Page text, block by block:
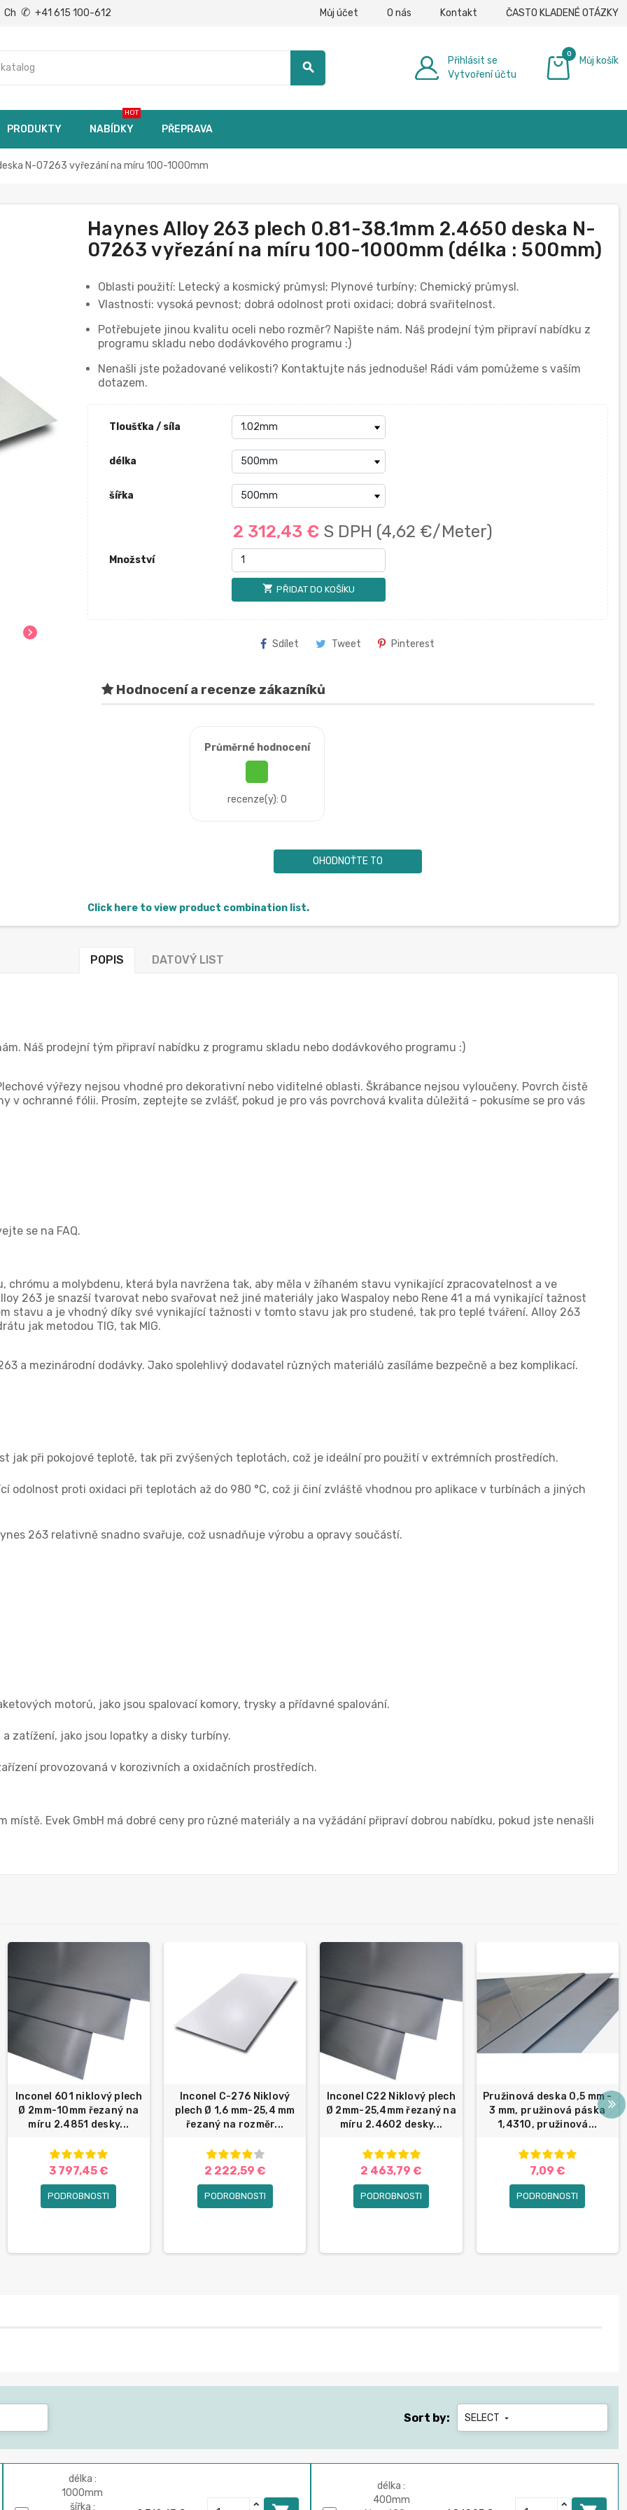
Ch ✆ +41 615 100-612 Můj účet O nás Kontakt ČASTO KLADENÉ OTÁZKY
search
Přihlásit se
Vytvoření účtu
0
Můj košík
PRODUKTY NABÍDKY
HOT
PŘEPRAVA
N-07263 vyřezání na míru 100-1000mm
chevron_right
Haynes Alloy 263 plech 0.81-38.1mm 2.4650 deska N-
07263 vyřezání na míru 100-1000mm (délka : 500mm)
Oblasti použití: Letecký a kosmický průmysl; Plynové turbíny; Chemický průmysl.
Vlastnosti: vysoká pevnost; dobrá odolnost proti oxidaci; dobrá svařitelnost.
Potřebujete jinou kvalitu oceli nebo rozměr? Napište nám. Náš prodejní tým připraví nabídku z
programu skladu nebo dodávkového programu :)
Nenašli jste požadované velikosti? Kontaktujte nás jednoduše! Rádi vám pomůžeme s vaším
dotazem.
Tloušťka / síla
délka
šířka
2 312,43 € S DPH (4,62 €/Meter)
Množství
shopping_cart PŘIDAT DO KOŠÍKU
Sdílet Tweet Pinterest
Hodnocení a recenze zákazníků
Průměrné hodnocení
recenze(y): 0
OHODNOŤTE TO
Click here to view product combination list.
POPIS DATOVÝ LIST
Náš prodejní tým připraví nabídku z programu skladu nebo dodávkového programu :)
výřezy nejsou vhodné pro dekorativní nebo viditelné oblasti. Škrábance nejsou vyloučeny. Povrch čistě
v ochranné fólii. Prosím, zeptejte se zvlášť, pokud je pro vás povrchová kvalita důležitá - pokusíme se pro vás
se na FAQ.
a molybdenu, která byla navržena tak, aby měla v žíhaném stavu vynikající zpracovatelnost a ve
263 je snazší tvarovat nebo svařovat než jiné materiály jako Waspaloy nebo Rene 41 a má vynikající tažnost
stavu a je vhodný díky své vynikající tažnosti v tomto stavu jak pro studené, tak pro teplé tváření. Alloy 263
jak metodou TIG, tak MIG.
a mezinárodní dodávky. Jako spolehlivý dodavatel různých materiálů zasíláme bezpečně a bez komplikací.
jak při pokojové teplotě, tak při zvýšených teplotách, což je ideální pro použití v extrémních prostředích.
odolnost proti oxidaci při teplotách až do 980 °C, což ji činí zvláště vhodnou pro aplikace v turbínách a jiných
263 relativně snadno svařuje, což usnadňuje výrobu a opravy součástí.
motorů, jako jsou spalovací komory, trysky a přídavné spalování.
zatížení, jako jsou lopatky a disky turbíny.
provozovaná v korozivních a oxidačních prostředích.
Evek GmbH má dobré ceny pro různé materiály a na vyžádání připraví dobrou nabídku, pokud jste nenašli
Inconel 601 niklový plech
Ø 2mm-10mm řezaný na
míru 2.4851 desky...
3 797,45 €
PODROBNOSTI
Inconel C-276 Niklový
plech Ø 1,6 mm-25,4 mm
řezaný na rozměr...
2 222,59 €
PODROBNOSTI
Inconel C22 Niklový plech
Ø 2mm-25,4mm řezaný na
míru 2.4602 desky...
2 463,79 €
PODROBNOSTI
Pružinová deska 0,5 mm -
3 mm, pružinová páska
1,4310, pružinová...
7,09 €
PODROBNOSTI
Sort by: SELECT 
délka :
1000mm
šířka :
délka :
400mm